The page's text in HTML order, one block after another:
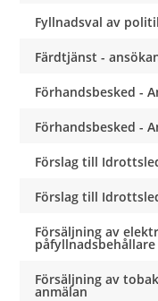
Fyllnadsval av
Färdtjänst -
Förhandsbesked -
Förhandsbesked -
Förslag till
Förslag till
Försäljning av
Försäljning av
anmälan